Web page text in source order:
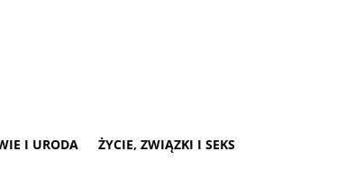
I URODA ŻYCIE, ZWIĄZKI I SEKS